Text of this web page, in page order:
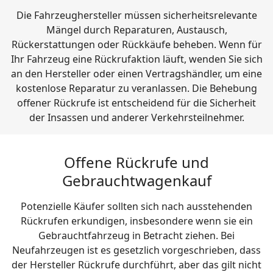
Die Fahrzeughersteller müssen sicherheitsrelevante
Mängel durch Reparaturen, Austausch,
Rückerstattungen oder Rückkäufe beheben. Wenn für
Ihr Fahrzeug eine Rückrufaktion läuft, wenden Sie sich
an den Hersteller oder einen Vertragshändler, um eine
kostenlose Reparatur zu veranlassen. Die Behebung
offener Rückrufe ist entscheidend für die Sicherheit
der Insassen und anderer Verkehrsteilnehmer.
Offene Rückrufe und
Gebrauchtwagenkauf
Potenzielle Käufer sollten sich nach ausstehenden
Rückrufen erkundigen, insbesondere wenn sie ein
Gebrauchtfahrzeug in Betracht ziehen. Bei
Neufahrzeugen ist es gesetzlich vorgeschrieben, dass
der Hersteller Rückrufe durchführt, aber das gilt nicht